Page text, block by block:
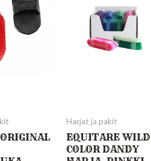
Harjat ja pakit
EQUITARE WILD
COLOR DANDY